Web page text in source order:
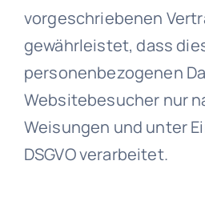
vorgeschriebenen
gewährleistet, dass
personenbezogenen
Websitebesucher nur
Weisungen und unter
DSGVO verarbeitet.